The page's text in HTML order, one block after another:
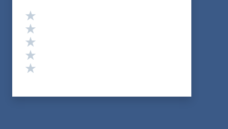
Valutazione